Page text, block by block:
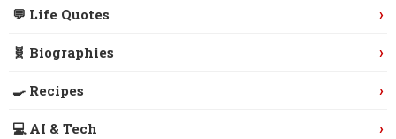
💬 Life Quotes ›
🧬 Biographies ›
🍳 Recipes ›
💻 AI & Tech ›